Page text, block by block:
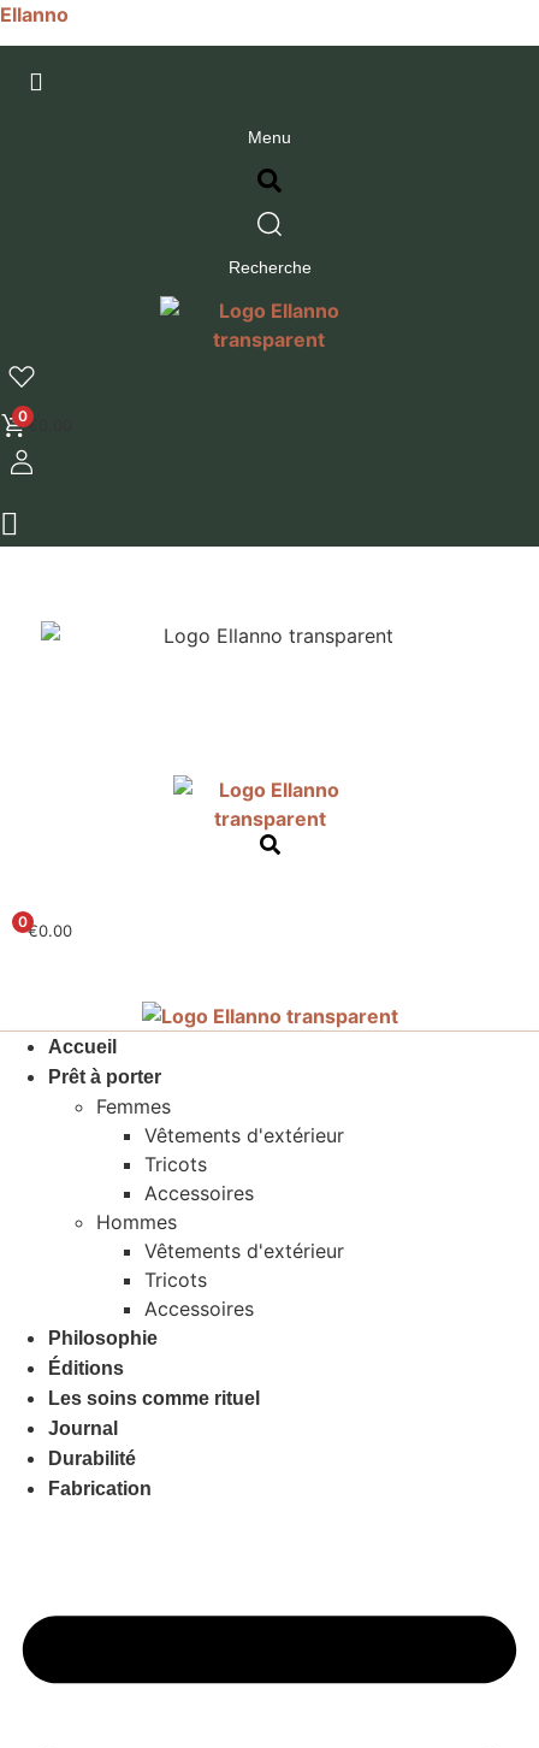
Ellanno
Menu
Recherche
0€
0€0.00
Accueil
Prêt à porter
Femmes
Vêtements d'extérieur
Tricots
Accessoires
Hommes
Vêtements d'extérieur
Tricots
Accessoires
Philosophie
Éditions
Les soins comme rituel
Journal
Durabilité
Fabrication